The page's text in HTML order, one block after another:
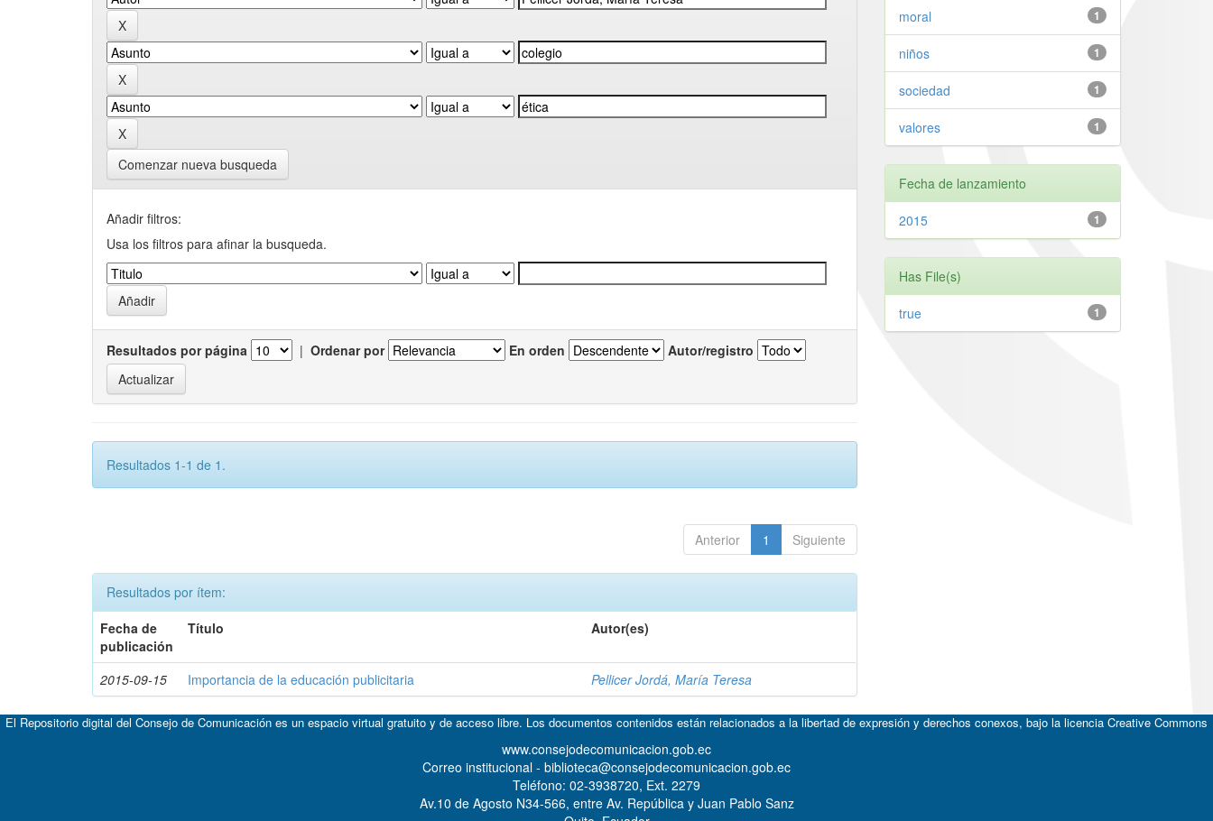
Comenzar nueva busqueda
Añadir filtros:
Usa los filtros para afinar la busqueda.
Resultados por página | Ordenar por En orden Autor/registro
Resultados 1-1 de 1.
Anterior 1 Siguiente
Resultados por ítem:
Fecha de
publicación
Título Autor(es)
2015-09-15 Importancia de la educación publicitaria Pellicer Jordá, María Teresa
1
moral
1
niños
1
sociedad
1
valores
Fecha de lanzamiento
1
2015
Has File(s)
1
true
El Repositorio digital del Consejo de Comunicación es un espacio virtual gratuito y de acceso libre. Los documentos contenidos están relacionados a la libertad de expresión y derechos conexos, bajo la licencia Creative Commons
www.consejodecomunicacion.gob.ec
Correo institucional - biblioteca@consejodecomunicacion.gob.ec
Teléfono: 02-3938720, Ext. 2279
Av.10 de Agosto N34-566, entre Av. República y Juan Pablo Sanz